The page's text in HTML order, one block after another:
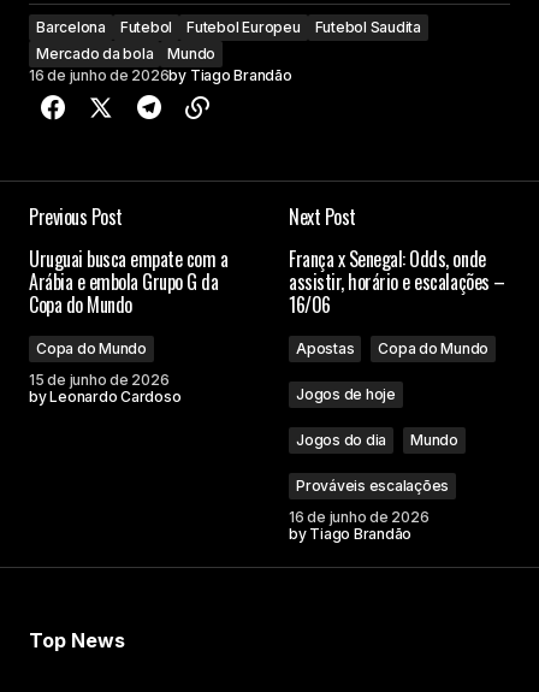
Barcelona Futebol Futebol Europeu
Futebol Saudita
Mercado da bola
Mundo
16 de junho de 2026by Tiago Brandão
Previous Post
Uruguai busca empate com a
Arábia e embola Grupo G da
Copa do Mundo
Copa do Mundo
15 de junho de 2026
byLeonardo Cardoso
Next Post
França x Senegal: Odds, onde
assistir, horário e escalações –
16/06
Apostas Copa do Mundo
Jogos de hoje
Jogos do dia Mundo
Prováveis escalações
16 de junho de 2026
by Tiago Brandão
Top News